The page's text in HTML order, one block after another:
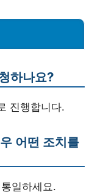
하나요?
진행합니다.
어떤 조치를
일하세요.